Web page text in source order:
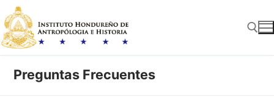
al
contenido
Buscar:
Preguntas Frecuentes